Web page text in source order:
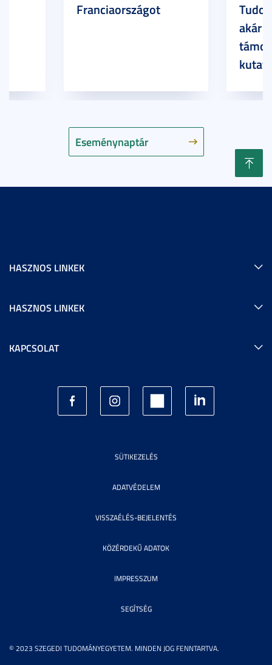
Eseménynaptár
Franciaországot
akár
HASZNOS LINKEK
HASZNOS LINKEK
KAPCSOLAT
© 2023 SZEGEDI TUDOMÁNYEGYETEM. MINDEN JOG FENNTARTVA.
SÜTIKEZELÉS
ADATVÉDELEM
VISSZAÉLÉS-BEJELENTÉS
KÖZÉRDEKŰ ADATOK
IMPRESSZUM
SEGÍTSÉG